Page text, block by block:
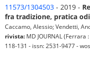
11573/1304503 - 2019 -
fra tradizione, pratica
Caccamo, Alessio; Vendetti,
rivista: MD JOURNAL
118-131 - issn: 2531-9477 -